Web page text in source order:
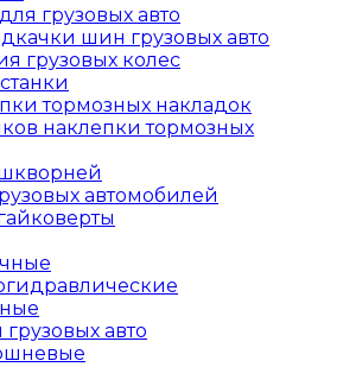
грузовых авто
шин грузовых авто
грузовых колес
тормозных накладок
наклепки тормозных
автомобилей
авто